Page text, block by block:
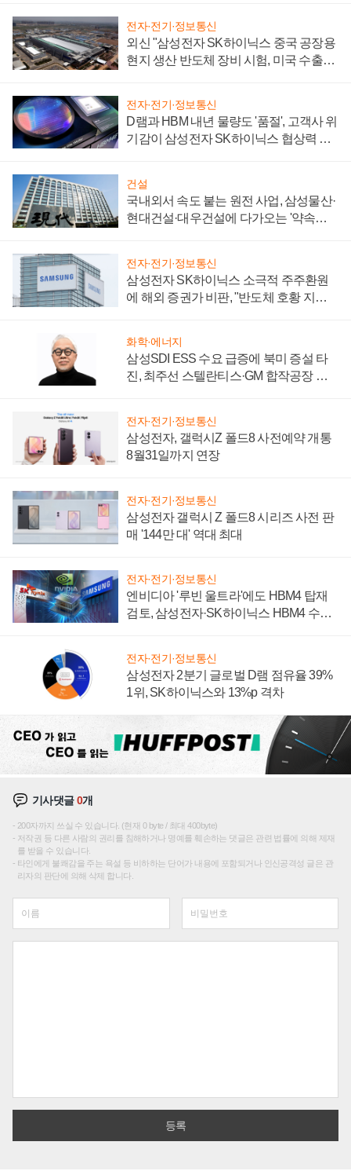
전자·전기·정보통신
외신 "삼성전자 SK하이닉스 중국 공장용
현지 생산 반도체 장비 시험, 미국 수출통
전자·전기·정보통신
D램과 HBM 내년 물량도 '품절', 고객사 위
기감이 삼성전자 SK하이닉스 협상력 더
건설
국내외서 속도 붙는 원전 사업, 삼성물산·
현대건설·대우건설에 다가오는 '약속의
전자·전기·정보통신
삼성전자 SK하이닉스 소극적 주주환원
에 해외 증권가 비판, "반도체 호황 지속
화학·에너지
삼성SDI ESS 수요 급증에 북미 증설 타
진, 최주선 스텔란티스·GM 합작공장 건
전자·전기·정보통신
삼성전자, 갤럭시Z 폴드8 사전예약 개통
8월31일까지 연장
전자·전기·정보통신
삼성전자 갤럭시 Z 폴드8 시리즈 사전 판
매 '144만 대' 역대 최대
전자·전기·정보통신
엔비디아 '루빈 울트라'에도 HBM4 탑재
검토, 삼성전자·SK하이닉스 HBM4 수율
전자·전기·정보통신
삼성전자 2분기 글로벌 D램 점유율 39%
1위, SK하이닉스와 13%p 격차
기사댓글0개
200자까지 쓰실 수 있습니다. (현재 0 byte / 최대 400byte)
저작권 등 다른 사람의 권리를 침해하거나 명예를 훼손하는 댓글은 관련 법률에 의해 제재
를 받을 수 있습니다.
타인에게 불쾌감을 주는 욕설 등 비하하는 단어가 내용에 포함되거나 인신공격성 글은 관
리자의 판단에 의해 삭제 합니다.